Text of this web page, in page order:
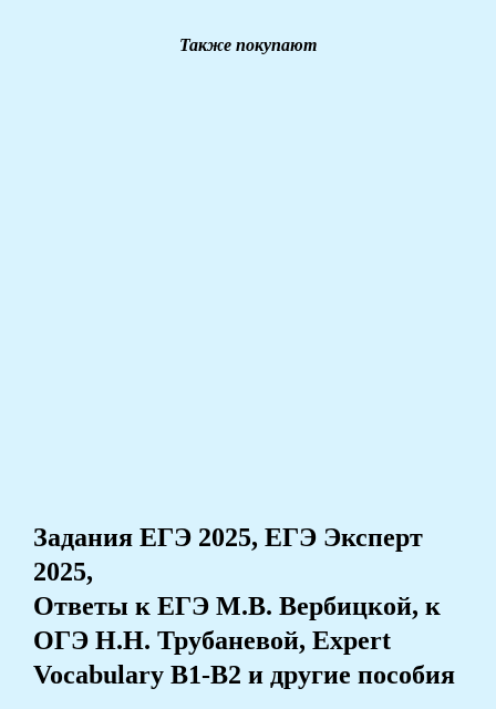
Также покупают
Задания ЕГЭ 2025, ЕГЭ Эксперт
2025,
Ответы к ЕГЭ М.В. Вербицкой, к
ОГЭ Н.Н. Трубаневой, Expert
Vocabulary B1-B2 и другие пособия